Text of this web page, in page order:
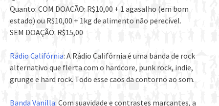
Quanto: COM DOACÃO: R$10,00 + 1 agasalho (em bom
estado) ou R$10,00 + 1kg de alimento não perecível.
SEM DOAÇÃO: R$15,00
Rádio Califórnia: A Rádio Califórnia é uma banda de rock
alternativo que flerta com o hardcore, punk rock, indie,
grunge e hard rock. Todo esse caos da contorno ao som.
Banda Vanilla: Com suavidade e contrastes marcantes, a